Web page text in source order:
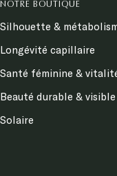
NOTRE BOUTIQUE
Silhouette &
Longévité capillaire
Santé féminine &
Beauté durable & visible
Solaire